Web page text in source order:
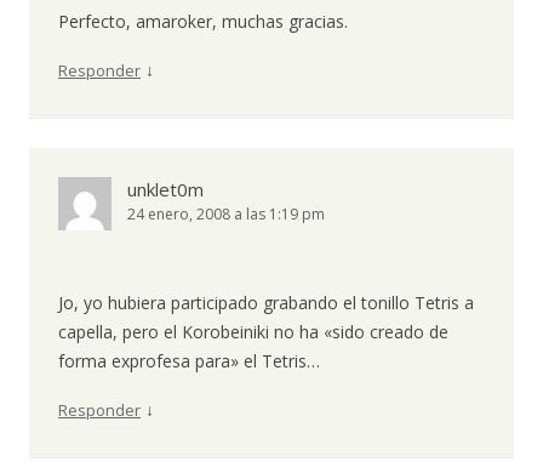
Perfecto, amaroker, muchas gracias.
Responder ↓
unklet0m
24 enero, 2008 a las 1:19 pm
Jo, yo hubiera participado grabando el tonillo Tetris a
capella, pero el Korobeiniki no ha «sido creado de
forma exprofesa para» el Tetris…
Responder ↓